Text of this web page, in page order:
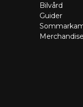
Bilvård
Guider
Merchandise